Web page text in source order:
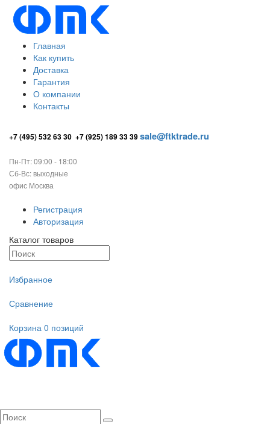
Главная
Как купить
Доставка
Гарантия
О компании
Контакты
+7 (495) 532 63 30 +7 (925) 189 33 39sale@ftktrade.ru
Пн-Пт: 09:00 - 18:00
Сб-Вс: выходные
офис Москва
Регистрация
Авторизация
Каталог товаров
Избранное
Сравнение
Корзина 0 позиций